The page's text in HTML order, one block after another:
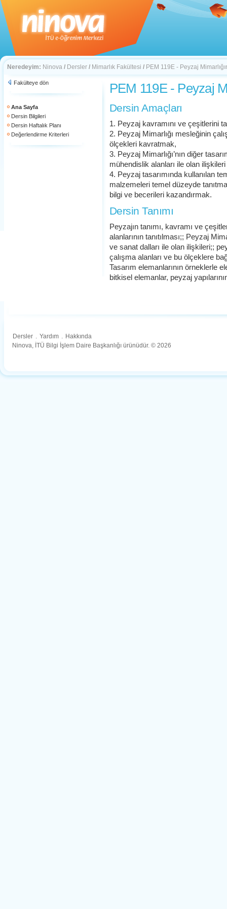
Neredeyim: Ninova / Dersler / Mimarlık Fakültesi / PEM 119E - Peyzaj
Fakülteye dön
Ana Sayfa
Dersin Bilgileri
Dersin Haftalık Planı
Değerlendirme Kriterleri
PEM 119E - Peyzaj
Dersin Amaçları
1. Peyzaj kavramını ve çeşitlerini
2. Peyzaj Mimarlığı mesleğinin
ölçekleri kavratmak,
3. Peyzaj Mimarlığı’nın diğer
mühendislik alanları ile olan
4. Peyzaj tasarımında kullanılan
malzemeleri temel düzeyde
bilgi ve becerileri kazandırmak.
Dersin Tanımı
Peyzajın tanımı, kavramı ve
alanlarının tanıtılması;; Peyzaj
ve sanat dalları ile olan ilişkileri;;
çalışma alanları ve bu ölçeklere
Tasarım elemanlarının örneklerle
bitkisel elemanlar, peyzaj
Dersler . Yardım . Hakkında
Ninova, İTÜ Bilgi İşlem Daire Başkanlığı ürünüdür. © 2026